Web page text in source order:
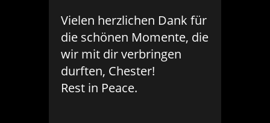
Vielen herzlichen Dank für
die schönen Momente, die
wir mit dir verbringen
durften, Chester!
Rest in Peace.